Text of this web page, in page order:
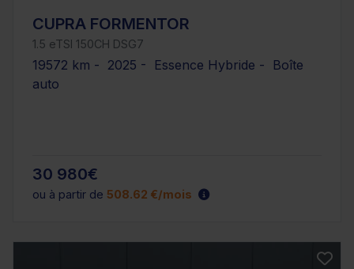
CUPRA FORMENTOR
1.5 eTSI 150CH DSG7
19572 km - 2025 - Essence Hybride - Boîte
auto
30 980€
ou à partir de 508.62 €/mois